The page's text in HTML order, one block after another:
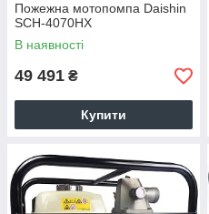
Пожежна мотопомпа Daishin
SCH-4070HX
В наявності
49 491 ₴
Купити